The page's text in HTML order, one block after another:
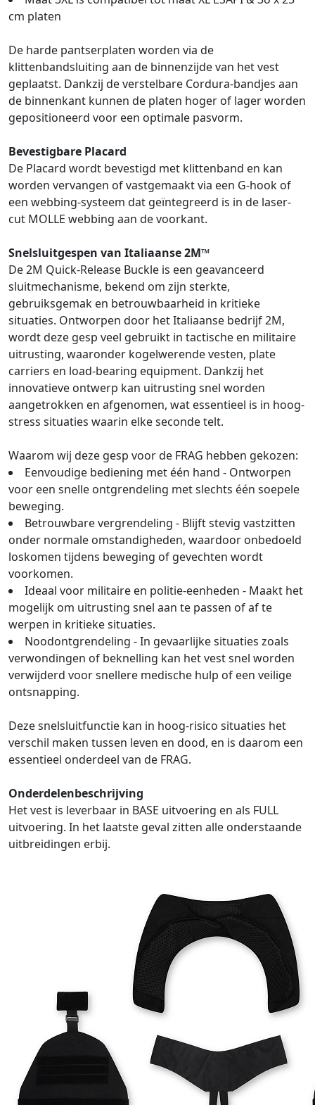
cm platen
De harde pantserplaten worden via de
klittenbandsluiting aan de binnenzijde van het vest
geplaatst. Dankzij de verstelbare Cordura-bandjes aan
de binnenkant kunnen de platen hoger of lager worden
gepositioneerd voor een optimale pasvorm.
Bevestigbare Placard
De Placard wordt bevestigd met klittenband en kan
worden vervangen of vastgemaakt via een G-hook of
een webbing-systeem dat geïntegreerd is in de laser-
cut MOLLE webbing aan de voorkant.
Snelsluitgespen van Italiaanse 2M™
De 2M Quick-Release Buckle is een geavanceerd
sluitmechanisme, bekend om zijn sterkte,
gebruiksgemak en betrouwbaarheid in kritieke
situaties. Ontworpen door het Italiaanse bedrijf 2M,
wordt deze gesp veel gebruikt in tactische en militaire
uitrusting, waaronder kogelwerende vesten, plate
carriers en load-bearing equipment. Dankzij het
innovatieve ontwerp kan uitrusting snel worden
aangetrokken en afgenomen, wat essentieel is in hoog-
stress situaties waarin elke seconde telt.
Waarom wij deze gesp voor de FRAG hebben gekozen:
Eenvoudige bediening met één hand - Ontworpen
voor een snelle ontgrendeling met slechts één soepele
beweging.
Betrouwbare vergrendeling - Blijft stevig vastzitten
onder normale omstandigheden, waardoor onbedoeld
loskomen tijdens beweging of gevechten wordt
voorkomen.
Ideaal voor militaire en politie-eenheden - Maakt het
mogelijk om uitrusting snel aan te passen of af te
werpen in kritieke situaties.
Noodontgrendeling - In gevaarlijke situaties zoals
verwondingen of beknelling kan het vest snel worden
verwijderd voor snellere medische hulp of een veilige
ontsnapping.
Deze snelsluitfunctie kan in hoog-risico situaties het
verschil maken tussen leven en dood, en is daarom een
essentieel onderdeel van de FRAG.
Onderdelenbeschrijving
Het vest is leverbaar in BASE uitvoering en als FULL
uitvoering. In het laatste geval zitten alle onderstaande
uitbreidingen erbij.